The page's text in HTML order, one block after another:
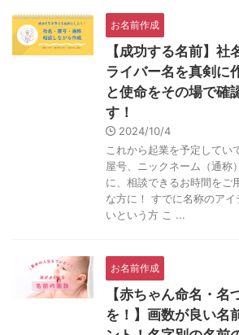
お名前作成
【成功する名前】社
ライバー名を真剣に
と使命をその場で確
す！
2024/10/4
これから起業を予定してい
屋号、ニックネーム（通称
に、相談できるお時間をご
な方に！ すでに名称のア
いという方 こ ...
お名前作成
【赤ちゃん命名・名
を！】画数が良い名